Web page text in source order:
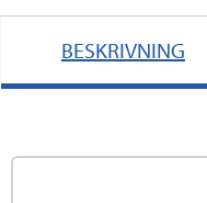
BESKRIVNING